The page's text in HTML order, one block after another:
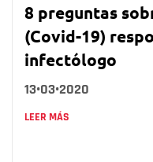
8 preguntas
(Covid-19)
infectólogo
13•03•2020
LEER MÁS